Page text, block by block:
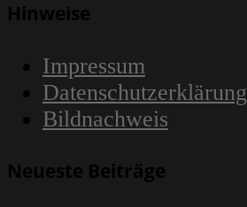
Hinweise
Impressum
Datenschutzerklärung
Bildnachweis
Neueste Beiträge